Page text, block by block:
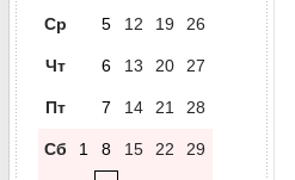
Ср 5 12 19 26
Чт 6 13 20 27
Пт 7 14 21 28
Сб 1 8 15 22 29